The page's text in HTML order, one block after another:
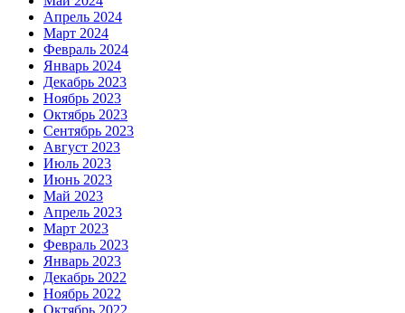
Апрель 2024
Март 2024
Февраль 2024
Январь 2024
Декабрь 2023
Ноябрь 2023
Октябрь 2023
Сентябрь 2023
Август 2023
Июль 2023
Июнь 2023
Май 2023
Апрель 2023
Март 2023
Февраль 2023
Январь 2023
Декабрь 2022
Ноябрь 2022
Октябрь 2022